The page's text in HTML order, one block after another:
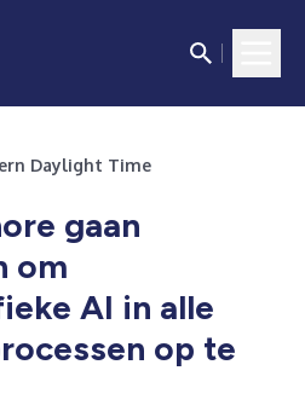
Daylight Time
gaan
om
AI in alle
op te